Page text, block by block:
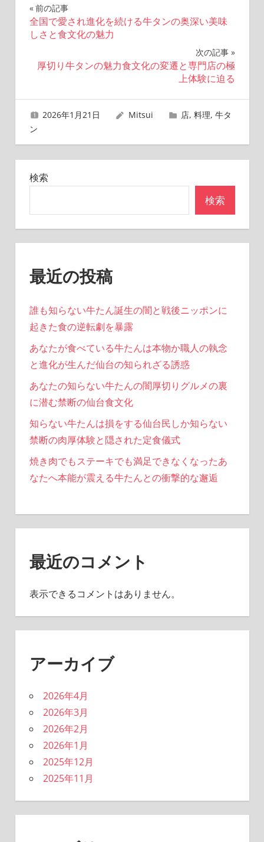
投
稿
ナ
ゲ
ー
シ
ョ
前の記事
全国で愛され進化を続ける牛タンの奥深い美味
しさと食文化の魅力
次の記事
厚切り牛タンの魅力食文化の変遷と専門店の極
上体験に迫る
2026年1月21日 Mitsui 店,料理,牛タ
ン
検索
検索
最近の投稿
誰も知らない牛たん誕生の闇と戦後ニッポンに
起きた食の逆転劇を暴露
あなたが食べている牛たんは本物か職人の執念
と進化が生んだ仙台の知られざる誘惑
あなたの知らない牛たんの闇厚切りグルメの裏
に潜む禁断の仙台食文化
知らない牛たんは損をする仙台民しか知らない
禁断の肉厚体験と隠された定食儀式
焼き肉でもステーキでも満足できなくなったあ
なたへ本能が震える牛たんとの衝撃的な邂逅
最近のコメント
表示できるコメントはありません。
アーカイブ
2026年4月
2026年3月
2026年2月
2026年1月
2025年12月
2025年11月